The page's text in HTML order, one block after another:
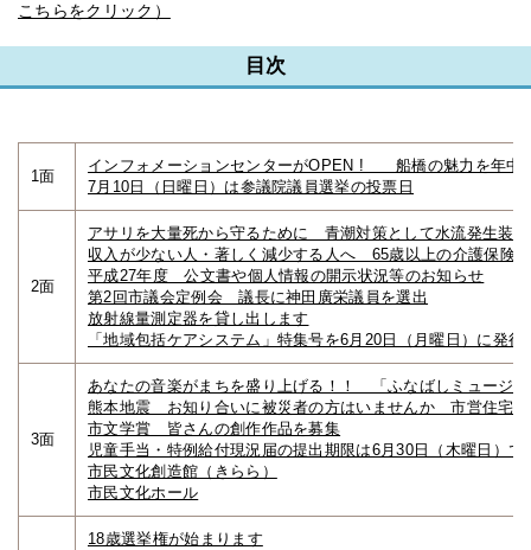
こちらをクリック）
目次
1面
インフォメーションセンターがOPEN ! 船橋の魅力を年中
7月10日（日曜日）は参議院議員選挙の投票日
2面
アサリを大量死から守るために 青潮対策として水流発生装
収入が少ない人・著しく減少する人へ 65歳以上の介護保険
平成27年度 公文書や個人情報の開示状況等のお知らせ
第2回市議会定例会 議長に神田廣栄議員を選出
放射線量測定器を貸し出します
「地域包括ケアシステム」特集号を6月20日（月曜日）に発行
3面
あなたの音楽がまちを盛り上げる！！ 「ふなばしミュージ
熊本地震 お知り合いに被災者の方はいませんか 市営住宅を
市文学賞 皆さんの創作作品を募集
児童手当・特例給付現況届の提出期限は6月30日（木曜日）で
市民文化創造館（きらら）
市民文化ホール
18歳選挙権が始まります